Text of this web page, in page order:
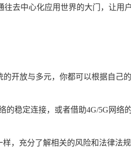
去中心化应用世界的大门，让用
开放与多元，你都可以根据自己
的稳定连接，或者借助4G/5G网络
，充分了解相关的风险和法律法